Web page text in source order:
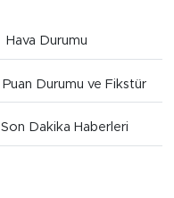
Hava Durumu
Puan Durumu ve Fikstür
Son Dakika Haberleri